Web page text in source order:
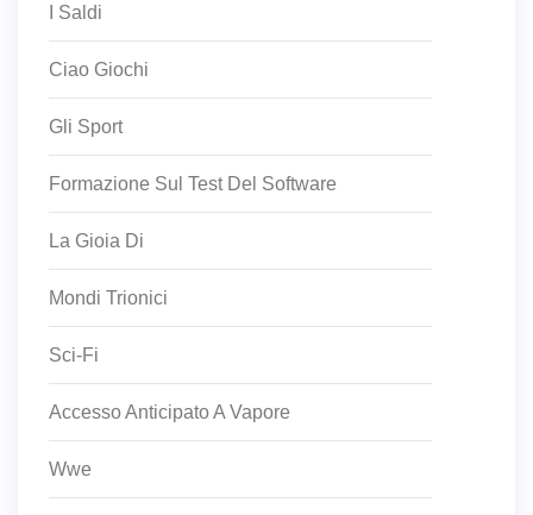
I Saldi
Ciao Giochi
Gli Sport
Formazione Sul Test Del Software
La Gioia Di
Mondi Trionici
Sci-Fi
Accesso Anticipato A Vapore
Wwe